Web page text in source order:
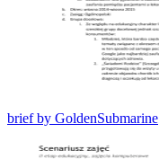
brief by GoldenSubmarine